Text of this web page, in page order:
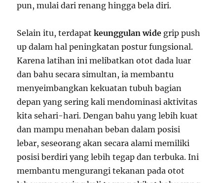
pun, mulai dari renang hingga bela diri.
Selain itu, terdapatkeunggulan wide grip push
up dalam hal peningkatan postur fungsional.
Karena latihan ini melibatkan otot dada luar
dan bahu secara simultan, ia membantu
menyeimbangkan kekuatan tubuh bagian
depan yang sering kali mendominasi aktivitas
kita sehari-hari. Dengan bahu yang lebih kuat
dan mampu menahan beban dalam posisi
lebar, seseorang akan secara alami memiliki
posisi berdiri yang lebih tegap dan terbuka. Ini
membantu mengurangi tekanan pada otot